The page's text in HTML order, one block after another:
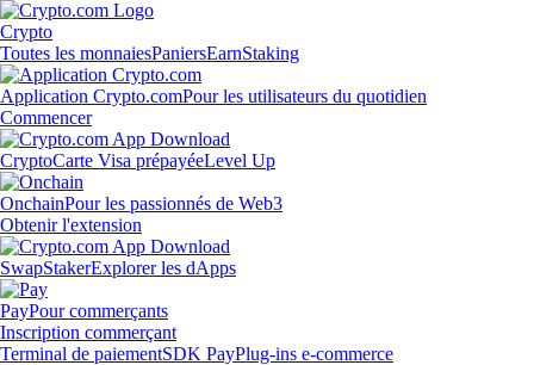
Crypto
Toutes les monnaiesPaniersEarnStaking
Application Crypto.comPour les utilisateurs du quotidien
Commencer
CryptoCarte Visa prépayéeLevel Up
OnchainPour les passionnés de Web3
Obtenir l'extension
SwapStakerExplorer les dApps
PayPour commerçants
Inscription commerçant
Terminal de paiementSDK PayPlug-ins e-commerce